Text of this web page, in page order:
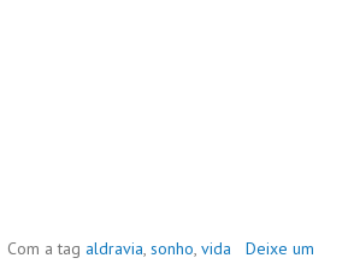
Com a tag aldravia, sonho, vida
Deixe um